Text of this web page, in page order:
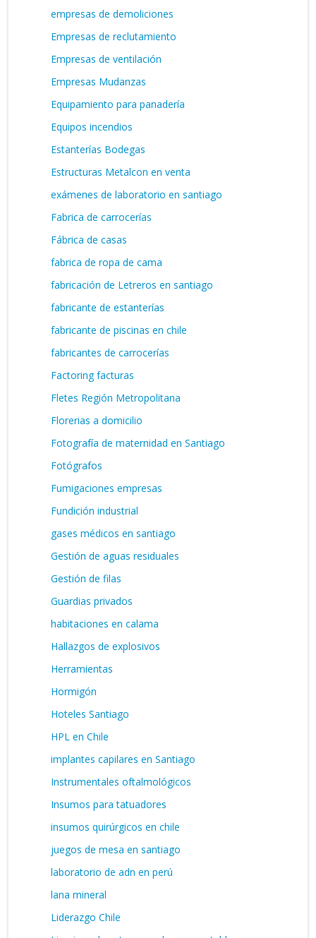
empresas de demoliciones
Empresas de reclutamiento
Empresas de ventilación
Empresas Mudanzas
Equipamiento para panadería
Equipos incendios
Estanterías Bodegas
Estructuras Metalcon en venta
exámenes de laboratorio en santiago
Fabrica de carrocerías
Fábrica de casas
fabrica de ropa de cama
fabricación de Letreros en santiago
fabricante de estanterías
fabricante de piscinas en chile
fabricantes de carrocerías
Factoring facturas
Fletes Región Metropolitana
Florerias a domicilio
Fotografía de maternidad en Santiago
Fotógrafos
Fumigaciones empresas
Fundición industrial
gases médicos en santiago
Gestión de aguas residuales
Gestión de filas
Guardias privados
habitaciones en calama
Hallazgos de explosivos
Herramientas
Hormigón
Hoteles Santiago
HPL en Chile
implantes capilares en Santiago
Instrumentales oftalmológicos
Insumos para tatuadores
insumos quirúrgicos en chile
juegos de mesa en santiago
laboratorio de adn en perú
lana mineral
Liderazgo Chile